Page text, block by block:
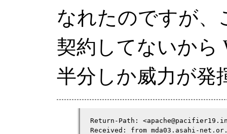
なれたのですが、
契約してないから
半分しか威力が
Return-Path:
Received: from mda03.asahi-